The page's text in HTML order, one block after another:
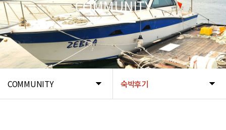
COMMUNITY 숙박후기
COMMUNITY